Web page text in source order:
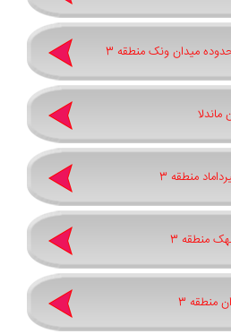
میدان ونک منطقه 3
منطقه 3
منطقه 3
منطقه 3